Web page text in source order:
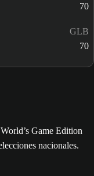
70
GLB
70